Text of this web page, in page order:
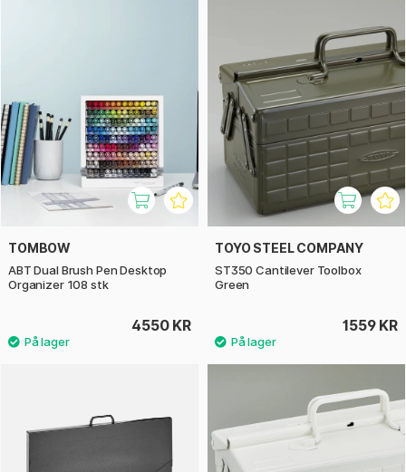
TOMBOW
ABT Dual Brush Pen Desktop
Organizer 108 stk
4550 KR
TOYO STEEL COMPANY
ST350 Cantilever Toolbox
Green
1559 KR